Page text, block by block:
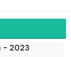
- 2023